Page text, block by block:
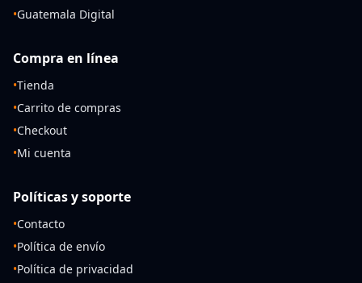
•Guatemala Digital
Compra en línea
•Tienda
•Carrito de compras
•Checkout
•Mi cuenta
Políticas y soporte
•Contacto
•Política de envío
•Política de privacidad